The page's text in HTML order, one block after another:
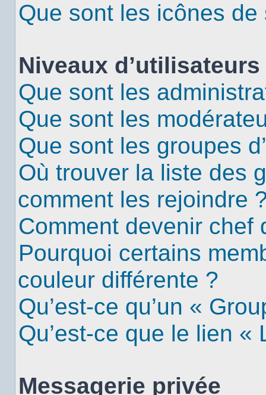
Que sont les icônes de
Niveaux
Que sont les
Que sont les
Que sont les groupes
Où trouver la liste des
comment les rejoindre
Comment devenir chef
Pourquoi certains
couleur différente ?
Qu’est-ce qu’un «
Qu’est-ce que le lien «
Messagerie privée